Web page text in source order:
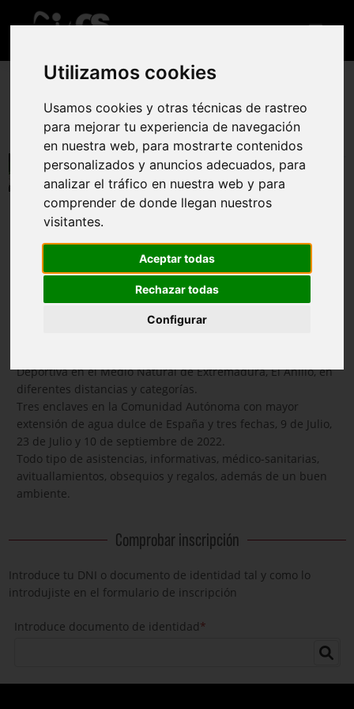
Utilizamos cookies
Usamos cookies y otras técnicas de rastreo
para mejorar tu experiencia de navegación
en nuestra web, para mostrarte contenidos
personalizados y anuncios adecuados, para
analizar el tráfico en nuestra web y para
comprender de donde llegan nuestros
visitantes.
Aceptar todas
Rechazar todas
Configurar
IV Circuito XII Campeonato de Extremadura
de Aguas Abiertas. Mérida
9 jul 2022
Reglamento
PREGUNTAS FRECUENTES NORMATIVA 2022: ver
Circuito de Aguas Abiertas para disputar el Cto. De
Deportiva en el Medio Natural de Extremadura, El Anillo, en
diferentes distancias y categorías.
Tres enclaves en la Comunidad Autónoma con mayor
extensión de agua dulce de España y tres fechas, 9 de Julio,
23 de Julio y 10 de septiembre de 2022.
Todo tipo de asistencias, informativas, médico-sanitarias,
avituallamientos, obsequios y regalos, además de un buen
ambiente.
Comprobar inscripción
Introduce tu DNI o documento de identidad tal y como lo
introdujiste en el formulario de inscripción
Introduce documento de identidad*